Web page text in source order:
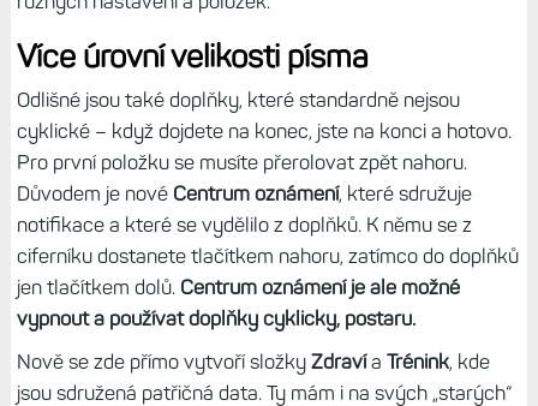
Více úrovní velikosti písma
Odlišné jsou také doplňky, které standardně nejsou
cyklické – když dojdete na konec, jste na konci a hotovo.
Pro první položku se musíte přerolovat zpět nahoru.
Důvodem je nové Centrum oznámení, které sdružuje
notifikace a které se vydělilo z doplňků. K němu se z
ciferníku dostanete tlačítkem nahoru, zatímco do doplňků
jen tlačítkem dolů. Centrum oznámení je ale možné
vypnout a používat doplňky cyklicky, postaru.
Nově se zde přímo vytvoří složky Zdravía Trénink, kde
jsou sdružená patřičná data. Ty mám i na svých „starých“